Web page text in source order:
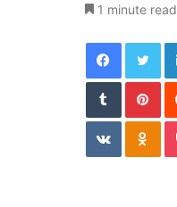
1 minute read
Facebook Twitter
Tumblr Pinterest
VKontakte Odnoklassniki